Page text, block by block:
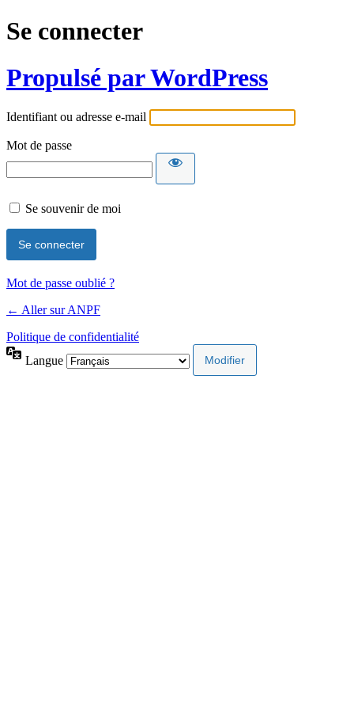
Se connecter
Propulsé par WordPress
Identifiant ou adresse e-mail
Mot de passe
Se souvenir de moi
Mot de passe oublié ?
← Aller sur ANPF
Politique de confidentialité
Langue